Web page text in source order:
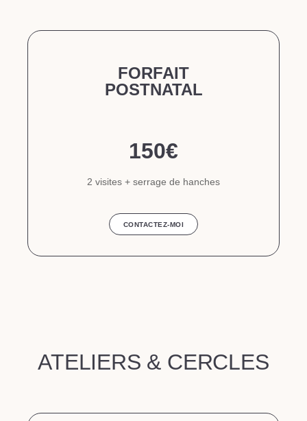
FORFAIT
POSTNATAL
150€
2 visites + serrage de hanches
CONTACTEZ-MOI
ATELIERS & CERCLES